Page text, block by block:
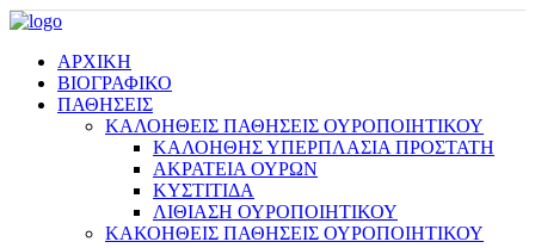
ΑΡΧΙΚΗ
ΒΙΟΓΡΑΦΙΚΟ
ΠΑΘΗΣΕΙΣ
ΚΑΛΟΗΘΕΙΣ ΠΑΘΗΣΕΙΣ ΟΥΡΟΠΟΙΗΤΙΚΟΥ
ΚΑΛΟΗΘΗΣ ΥΠΕΡΠΛΑΣΙΑ ΠΡΟΣΤΑΤΗ
ΑΚΡΑΤΕΙΑ ΟΥΡΩΝ
ΚΥΣΤΙΤΙΔΑ
ΛΙΘΙΑΣΗ ΟΥΡΟΠΟΙΗΤΙΚΟΥ
ΚΑΚΟΗΘΕΙΣ ΠΑΘΗΣΕΙΣ ΟΥΡΟΠΟΙΗΤΙΚΟΥ